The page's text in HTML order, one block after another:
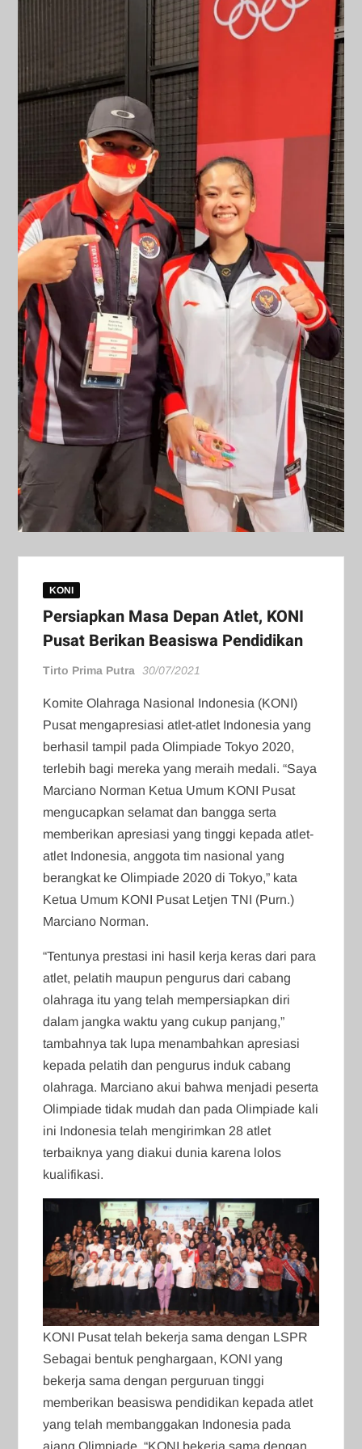
KONI
Persiapkan Masa Depan Atlet, KONI
Pusat Berikan Beasiswa Pendidikan
Tirto Prima Putra 30/07/2021
Komite Olahraga Nasional Indonesia (KONI)
Pusat mengapresiasi atlet-atlet Indonesia yang
berhasil tampil pada Olimpiade Tokyo 2020,
terlebih bagi mereka yang meraih medali. “Saya
Marciano Norman Ketua Umum KONI Pusat
mengucapkan selamat dan bangga serta
memberikan apresiasi yang tinggi kepada atlet-
atlet Indonesia, anggota tim nasional yang
berangkat ke Olimpiade 2020 di Tokyo,” kata
Ketua Umum KONI Pusat Letjen TNI (Purn.)
Marciano Norman.
“Tentunya prestasi ini hasil kerja keras dari para
atlet, pelatih maupun pengurus dari cabang
olahraga itu yang telah mempersiapkan diri
dalam jangka waktu yang cukup panjang,”
tambahnya tak lupa menambahkan apresiasi
kepada pelatih dan pengurus induk cabang
olahraga. Marciano akui bahwa menjadi peserta
Olimpiade tidak mudah dan pada Olimpiade kali
ini Indonesia telah mengirimkan 28 atlet
terbaiknya yang diakui dunia karena lolos
kualifikasi.
KONI Pusat telah bekerja sama dengan LSPR
Sebagai bentuk penghargaan, KONI yang
bekerja sama dengan perguruan tinggi
memberikan beasiswa pendidikan kepada atlet
yang telah membanggakan Indonesia pada